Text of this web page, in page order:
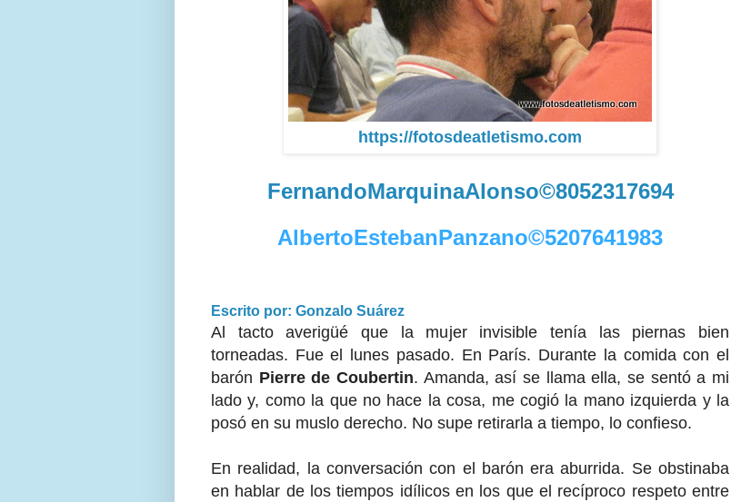
https://fotosdeatletismo.com
FernandoMarquinaAlonso©8052317694
AlbertoEstebanPanzano©5207641983
Escrito por: Gonzalo Suárez
Al tacto averigüé que la mujer invisible tenía las piernas bien
torneadas. Fue el lunes pasado. En París. Durante la comida con el
barón Pierre de Coubertin. Amanda, así se llama ella, se sentó a mi
lado y, como la que no hace la cosa, me cogió la mano izquierda y la
posó en su muslo derecho. No supe retirarla a tiempo, lo confieso.
En realidad, la conversación con el barón era aburrida. Se obstinaba
en hablar de los tiempos idílicos en los que el recíproco respeto entre